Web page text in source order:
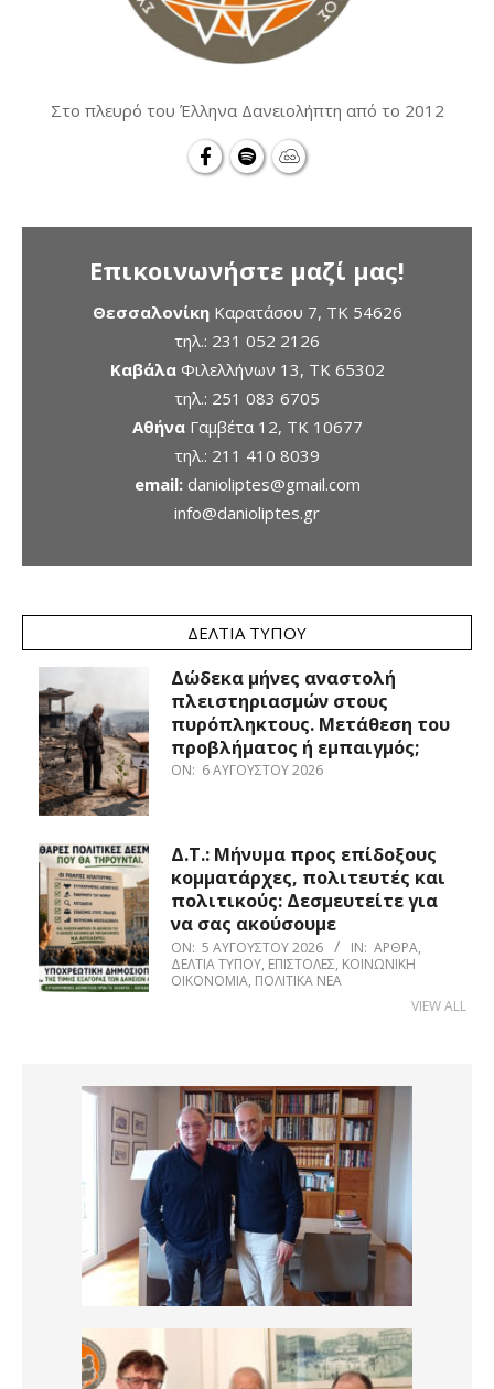
Στο πλευρό του Έλληνα Δανειολήπτη από το 2012
Επικοινωνήστε μαζί μας!
ΘεσσαλονίκηΚαρατάσου 7, TK 54626
τηλ.: 231 052 2126
ΚαβάλαΦιλελλήνων 13, ΤΚ 65302
τηλ.: 251 083 6705
ΑθήναΓαμβέτα 12, ΤΚ 10677
τηλ.: 211 410 8039
email: danioliptes@gmail.com
info@danioliptes.gr
ΔΕΛΤΊΑ ΤΎΠΟΥ
Δώδεκα μήνες αναστολή
πλειστηριασμών στους
πυρόπληκτους. Μετάθεση του
προβλήματος ή εμπαιγμός;
ON: 6 ΑΥΓΟΎΣΤΟΥ 2026
Δ.Τ.: Μήνυμα προς επίδοξους
κομματάρχες, πολιτευτές και
πολιτικούς: Δεσμευτείτε για
να σας ακούσουμε
ON: 5 ΑΥΓΟΎΣΤΟΥ 2026 IN: ΆΡΘΡΑ,
ΔΕΛΤΊΑ ΤΎΠΟΥ, ΕΠΙΣΤΟΛΈΣ, ΚΟΙΝΩΝΙΚΉ
ΟΙΚΟΝΟΜΊΑ, ΠΟΛΙΤΙΚΆ ΝΈΑ
VIEW ALL